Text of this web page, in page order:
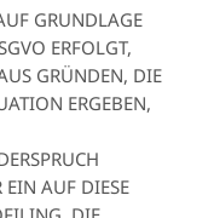
GRUNDLAGE
ERFOLGT,
GRÜNDEN, DIE
ERGEBEN,
EIN AUF DIESE